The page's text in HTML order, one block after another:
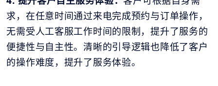
求，在任意时间通过来电完成预约与订单操作，
无需受人工客服工作时间的限制，提升了服务的
便捷性与自主性。清晰的引导逻辑也降低了客户
的操作难度，提升了服务体验。